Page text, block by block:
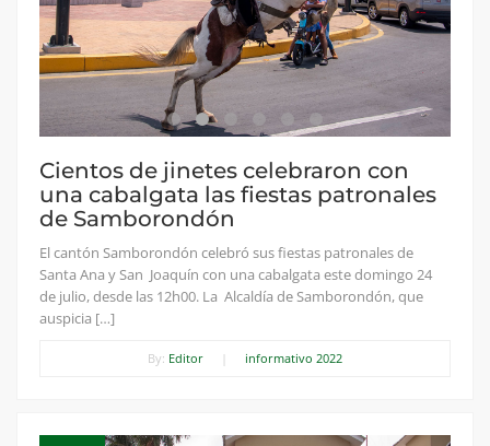
Cientos de jinetes celebraron con
una cabalgata las fiestas patronales
de Samborondón
El cantón Samborondón celebró sus fiestas patronales de
Santa Ana y San Joaquín con una cabalgata este domingo 24
de julio, desde las 12h00. La Alcaldía de Samborondón, que
auspicia […]
By: Editor informativo 2022